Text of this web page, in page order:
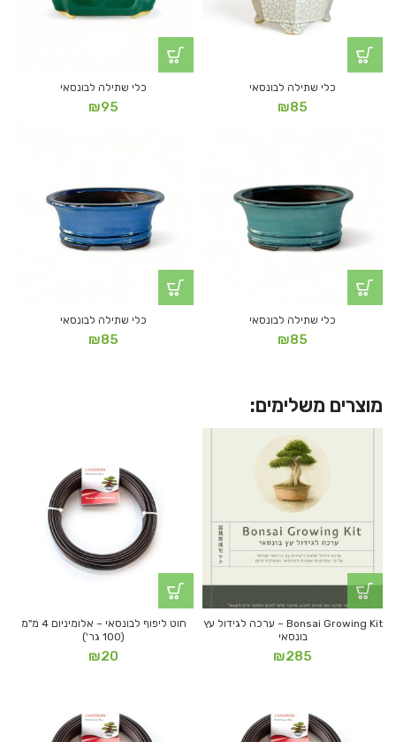
כלי שתילה לבונסאי
₪85
כלי שתילה לבונסאי
₪95
כלי שתילה לבונסאי
₪85
כלי שתילה לבונסאי
₪85
מוצרים משלימים:
Bonsai Growing Kit – ערכה לגידול עץ
בונסאי
₪285
חוט ליפוף לבונסאי – אלומיניום 4 מ"מ
(100 גר')
₪20